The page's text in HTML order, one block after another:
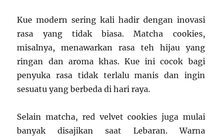
Kue modern sering kali hadir dengan inovasi
rasa yang tidak biasa. Matcha cookies,
misalnya, menawarkan rasa teh hijau yang
ringan dan aroma khas. Kue ini cocok bagi
penyuka rasa tidak terlalu manis dan ingin
sesuatu yang berbeda di hari raya.
Selain matcha, red velvet cookies juga mulai
banyak disajikan saat Lebaran. Warna